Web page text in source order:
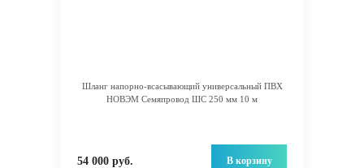
Шланг напорно-всасывающий универсальный ПВХ
НОВЭМ Семяпровод ШС 250 мм 10 м
54 000 руб. В корзину